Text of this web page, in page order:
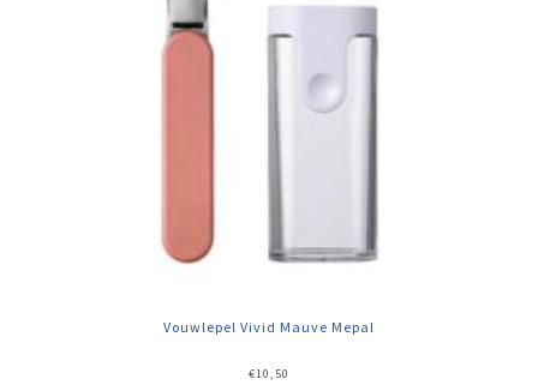
Vouwlepel Vivid Mauve Mepal
€10,50